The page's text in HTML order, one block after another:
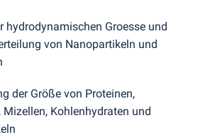
hydrodynamischen Groesse und
von Nanopartikeln und
der Größe von Proteinen,
Mizellen, Kohlenhydraten und